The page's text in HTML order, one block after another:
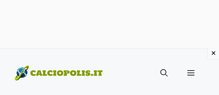
contenuto
Menu